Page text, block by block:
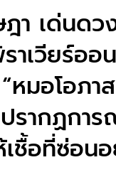
ฎา เด่นด
าเวียร์ออ
หมอโอภา
ากฏการ
เชื้อที่ซ่อน